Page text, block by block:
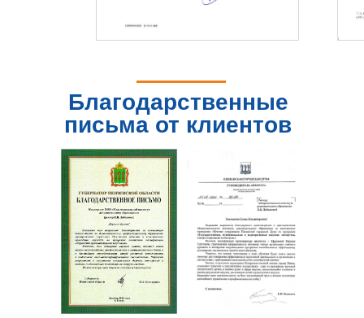
Благодарственные
письма от клиентов